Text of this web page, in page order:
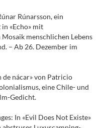
Rúnarsson, ein
«Echo» mit
menschlichen Lebens
– Ab 26. Dezember im
de nácar» von Patricio
eine Chile- und
Gedicht.
In «Evil Does Not Existe»